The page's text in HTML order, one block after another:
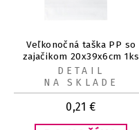
Veľkonočná taška PP so
zajačikom 20x39x6cm 1ks
0,21 €
DETAIL
NA SKLADE